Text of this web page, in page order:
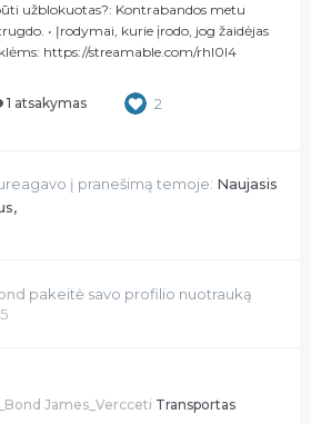
užblokuotas?: Kontrabandos metu
• Įrodymai, kurie įrodo, jog žaidėjas
https://streamable.com/rhl0l4
1 atsakymas 2
į pranešimą temoje: Naujasis
pakeitė savo profilio nuotrauką
James_Vercceti Transportas